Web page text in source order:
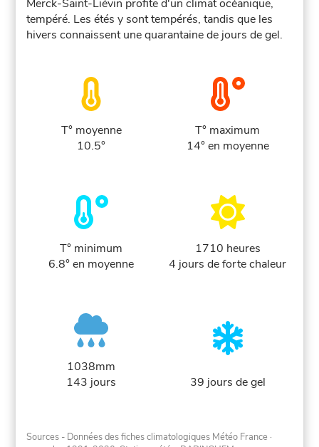
Merck-Saint-Liévin profite d'un climat océanique,
tempéré. Les étés y sont tempérés, tandis que les
hivers connaissent une quarantaine de jours de gel.
T° moyenne
10.5°
T° maximum
14° en moyenne
T° minimum
6.8° en moyenne
1710 heures
4 jours de forte chaleur
1038mm
143 jours
39 jours de gel
Sources - Données des fiches climatologiques Météo France ·